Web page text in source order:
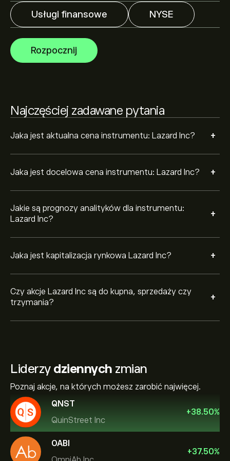
Usługi finansowe NYSE
Rozpocznij
Najczęściej zadawane pytania
Jaka jest aktualna cena instrumentu: Lazard Inc? +
Jaka jest docelowa cena instrumentu: Lazard Inc? +
Jakie są prognozy analityków dla instrumentu:
Lazard Inc?
+
w oparciu o trendy rynkowe, raporty finansowe i
przewidywany wzrost. Sprawdź najnowsze prognozy
Jaka jest kapitalizacja rynkowa Lazard Inc? +
Czy akcje Lazard Inc są do kupna, sprzedaży czy
trzymania?
+
Trzymaj.
Liderzy dziennych zmian
Poznaj akcje, na których możesz zarobić najwięcej.
QNST
QuinStreet Inc
+38.50%
OABI
+37.50%